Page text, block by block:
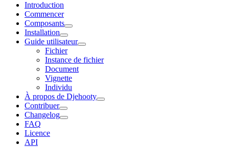
Introduction
Commencer
Composants
Installation
Guide utilisateur
Fichier
Instance de fichier
Document
Vignette
Individu
À propos de Djehooty
Contribuer
Changelog
FAQ
Licence
API